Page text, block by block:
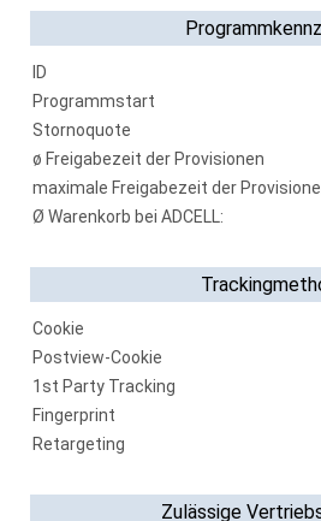
ID
Programmstart
Stornoquote
ø Freigabezeit der Provisionen
maximale Freigabezeit der
Ø Warenkorb bei ADCELL:
Cookie
Postview-Cookie
1st Party Tracking
Fingerprint
Retargeting
Zulässige